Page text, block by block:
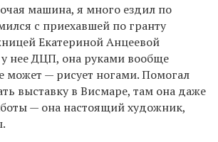
машина, я много ездил по
с приехавшей по гранту
Екатериной Анцеевой
у нее ДЦП, она руками вообще
может — рисует ногами. Помогал
выставку в Висмаре, там она даже
— она настоящий художник,